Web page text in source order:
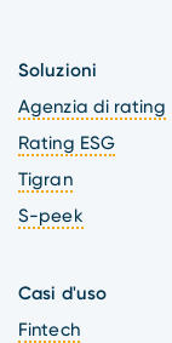
Soluzioni
Agenzia di rating
Rating ESG
Tigran
S-peek
Casi d'uso
Fintech